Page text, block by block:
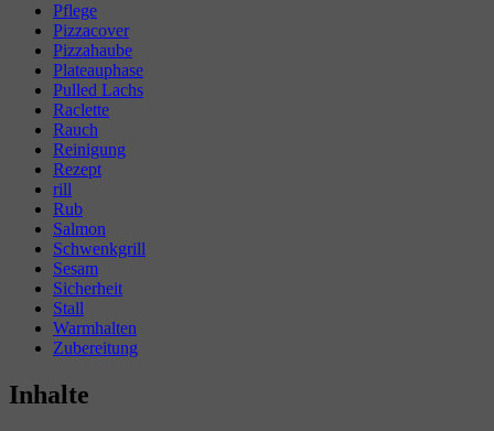
Pflege
Pizzacover
Pizzahaube
Plateauphase
Pulled Lachs
Raclette
Rauch
Reinigung
Rezept
rill
Rub
Salmon
Schwenkgrill
Sesam
Sicherheit
Stall
Warmhalten
Zubereitung
Inhalte